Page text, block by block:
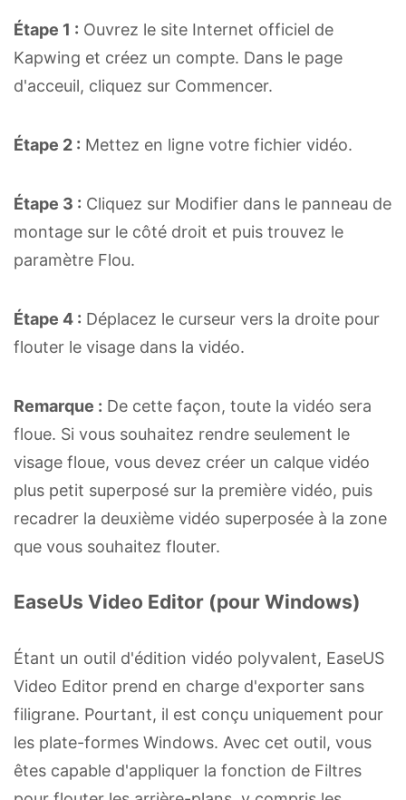
Étape 1 : Ouvrez le site Internet officiel de
Kapwing et créez un compte. Dans le page
d'acceuil, cliquez sur Commencer.
Étape 2 : Mettez en ligne votre fichier vidéo.
Étape 3 : Cliquez sur Modifier dans le panneau de
montage sur le côté droit et puis trouvez le
paramètre Flou.
Étape 4 : Déplacez le curseur vers la droite pour
flouter le visage dans la vidéo.
Remarque : De cette façon, toute la vidéo sera
floue. Si vous souhaitez rendre seulement le
visage floue, vous devez créer un calque vidéo
plus petit superposé sur la première vidéo, puis
recadrer la deuxième vidéo superposée à la zone
que vous souhaitez flouter.
EaseUs Video Editor (pour Windows)
Étant un outil d'édition vidéo polyvalent, EaseUS
Video Editor prend en charge d'exporter sans
filigrane. Pourtant, il est conçu uniquement pour
les plate-formes Windows. Avec cet outil, vous
êtes capable d'appliquer la fonction de Filtres